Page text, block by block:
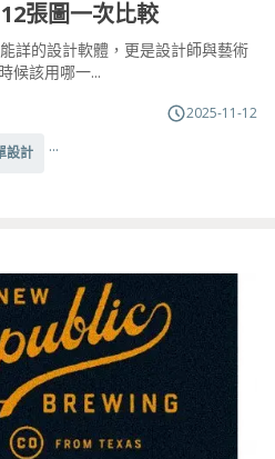
張圖一次比較
詳的設計軟體，更是設計師與藝術
候該用哪一...
2025-11-12
設計 ...